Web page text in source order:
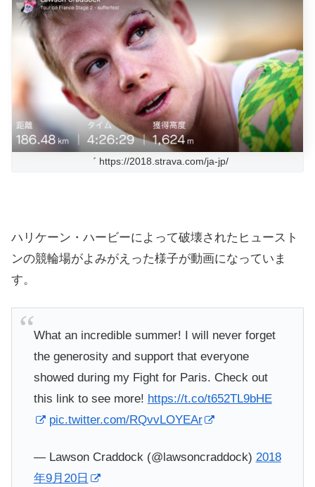
゛ https://2018.strava.com/ja-jp/
ハリケーン・ハービーによって破壊されたヒュースト
ンの競輪場がよみがえった様子が動画になっていま
す。
What an incredible summer! I will never forget
the generosity and support that everyone
showed during my Fight for Paris. Check out
this link to see more! https://t.co/t652TL9bHE
pic.twitter.com/RQvvLOYEAr
— Lawson Craddock (@lawsoncraddock) 2018
年9月20日